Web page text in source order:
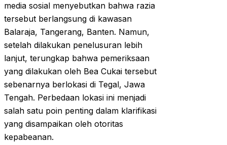
media sosial menyebutkan bahwa razia
tersebut berlangsung di kawasan
Balaraja, Tangerang, Banten. Namun,
setelah dilakukan penelusuran lebih
lanjut, terungkap bahwa pemeriksaan
yang dilakukan oleh Bea Cukai tersebut
sebenarnya berlokasi di Tegal, Jawa
Tengah. Perbedaan lokasi ini menjadi
salah satu poin penting dalam klarifikasi
yang disampaikan oleh otoritas
kepabeanan.